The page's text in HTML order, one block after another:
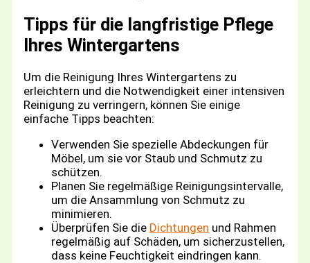
Tipps für die langfristige Pflege
Ihres Wintergartens
Um die Reinigung Ihres Wintergartens zu
erleichtern und die Notwendigkeit einer intensiven
Reinigung zu verringern, können Sie einige
einfache Tipps beachten:
Verwenden Sie spezielle Abdeckungen für
Möbel, um sie vor Staub und Schmutz zu
schützen.
Planen Sie regelmäßige Reinigungsintervalle,
um die Ansammlung von Schmutz zu
minimieren.
Überprüfen Sie die Dichtungen und Rahmen
regelmäßig auf Schäden, um sicherzustellen,
dass keine Feuchtigkeit eindringen kann.